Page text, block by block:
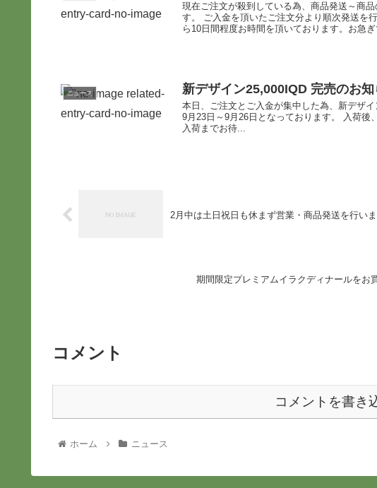
現在ご注文が殺到している為、商品発送～商
す。 ご入金を頂いたご注文分より順次発送を
ら10日間程度お時間を頂いております。お急
ニュース 新デザイン25,000IQD 完売のお
本日、ご注文とご入金が集中した為、新デザ
9月23日～9月26日となっております。 入荷
入荷までお待...
2月中は土日祝日も休まず営業・商品発送を行いま
期間限定プレミアムイラクディナールをお
コメント
コメントを書き
ホーム ニュース